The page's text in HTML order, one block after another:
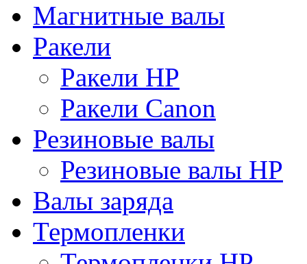
Магнитные валы
Ракели
Ракели HP
Ракели Canon
Резиновые валы
Резиновые валы HP
Валы заряда
Термопленки